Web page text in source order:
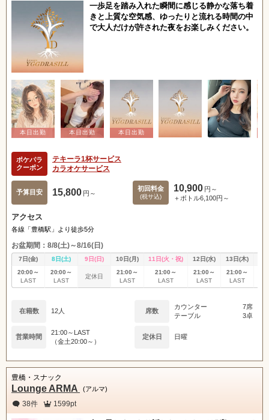
一歩足を踏み入れた瞬間に感じる静かな落ち着
きと上質な空気感、ゆったりと流れる時間の中
で大人だけが許された夜をお楽しみください。
ポケパラ
クーポン
テキーラ1杯サービス
カラオケサービス
予算目安 15,800 円～
初回料金
(税サ込)
10,900 円～
＋ボトル6,100円～
アクセス
各線「豊橋駅」より徒歩5分
お盆期間：8/8(土)～8/16(日)
7日(金) 8日(土) 9日(日) 10日(月) 11日(火・祝) 12日(水) 13日(木)
20:00～
LAST
20:00～
LAST
定休日
21:00～
LAST
21:00～
LAST
21:00～
LAST
21:00～
LAST
在籍数 12人 席数
カウンター
7席
テーブル
3卓
営業時間
21:00～LAST
（金土20:00～）
定休日 日曜
豊橋・スナック
Lounge ARMA (アルマ)
38件 1599pt